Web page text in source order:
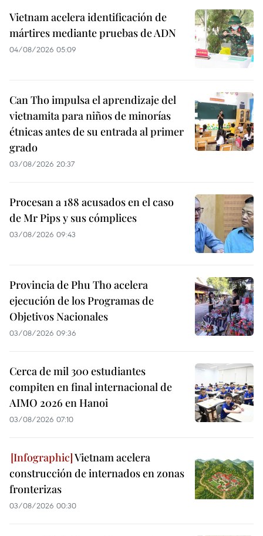
Vietnam acelera identificación de
mártires mediante pruebas de ADN
04/08/2026 05:09
Can Tho impulsa el aprendizaje del
vietnamita para niños de minorías
étnicas antes de su entrada al primer
grado
03/08/2026 20:37
Procesan a 188 acusados en el caso
de Mr Pips y sus cómplices
03/08/2026 09:43
Provincia de Phu Tho acelera
ejecución de los Programas de
Objetivos Nacionales
03/08/2026 09:36
Cerca de mil 300 estudiantes
compiten en final internacional de
AIMO 2026 en Hanoi
03/08/2026 07:10
Vietnam acelera
construcción de internados en zonas
fronterizas
03/08/2026 00:30